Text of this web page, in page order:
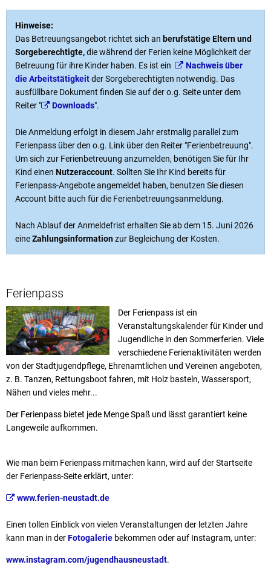
Hinweise:
Das Betreuungsangebot richtet sich an berufstätige Eltern und
Sorgeberechtigte,die während der Ferien keine Möglichkeit der
Betreuung für ihre Kinder haben. Es ist ein
Nachweis über
die Arbeitstätigkeitder Sorgeberechtigten notwendig. Das
ausfüllbare Dokument finden Sie auf der o.g. Seite unter dem
Reiter "
Downloads".
Die Anmeldung erfolgt in diesem Jahr erstmalig parallel zum
Ferienpass über den o.g. Link über den Reiter "Ferienbetreuung".
Um sich zur Ferienbetreuung anzumelden, benötigen Sie für Ihr
Kind einen Nutzeraccount. Sollten Sie Ihr Kind bereits für
Ferienpass-Angebote angemeldet haben, benutzen Sie diesen
Account bitte auch für die Ferienbetreuungsanmeldung.
Nach Ablauf der Anmeldefrist erhalten Sie ab dem 15. Juni 2026
eineZahlungsinformationzur Begleichung der Kosten.
Ferienpass
Der Ferienpass ist ein
Veranstaltungskalender für Kinder und
Jugendliche in den Sommerferien. Viele
verschiedene Ferienaktivitäten werden
von der Stadtjugendpflege, Ehrenamtlichen und Vereinen angeboten,
z. B. Tanzen, Rettungsboot fahren, mit Holz basteln, Wassersport,
Nähen und vieles mehr...
Der Ferienpass bietet jede Menge Spaß und lässt garantiert keine
Langeweile aufkommen.
Wie man beim Ferienpass mitmachen kann, wird auf der Startseite
der Ferienpass-Seite erklärt, unter:
www.ferien-neustadt.de
Einen tollen Einblick von vielen Veranstaltungen der letzten Jahre
kann man in derFotogalerie bekommen oder auf Instagram, unter:
www.instagram.com/jugendhausneustadt.